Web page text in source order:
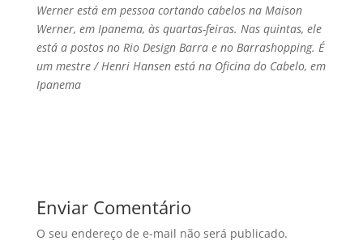
Werner está em pessoa cortando cabelos na Maison
Werner, em Ipanema, às quartas-feiras. Nas quintas, ele
está a postos no Rio Design Barra e no Barrashopping. É
um mestre / Henri Hansen está na Oficina do Cabelo, em
Ipanema
Enviar Comentário
O seu endereço de e-mail não será publicado.